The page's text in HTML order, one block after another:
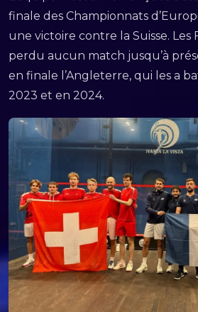
finale des Championnats
une victoire contre la Suisse. Les
perdu aucun match jusqu’à
en finale l’Angleterre, qui les a
2023 et en 2024.